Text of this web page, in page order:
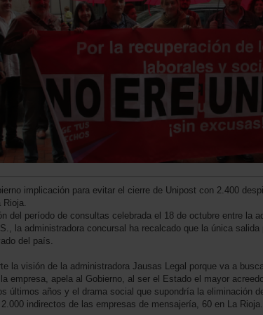
implicación para evitar el cierre de Unipost con 2.400
Rioja.
del período de consultas celebrada el 18 de octubre entre la
la administradora concursal ha recalcado que la única
del país.
la visión de la administradora Jausas Legal porque va a
empresa, apela al Gobierno, al ser el Estado el mayor
últimos años y el drama social que supondría la eliminación
indirectos de las empresas de mensajería, 60 en La Rioja.